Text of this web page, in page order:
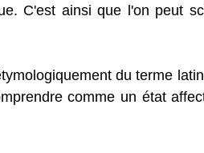
C'est ainsi que l'on peut
du terme latin
comme un état